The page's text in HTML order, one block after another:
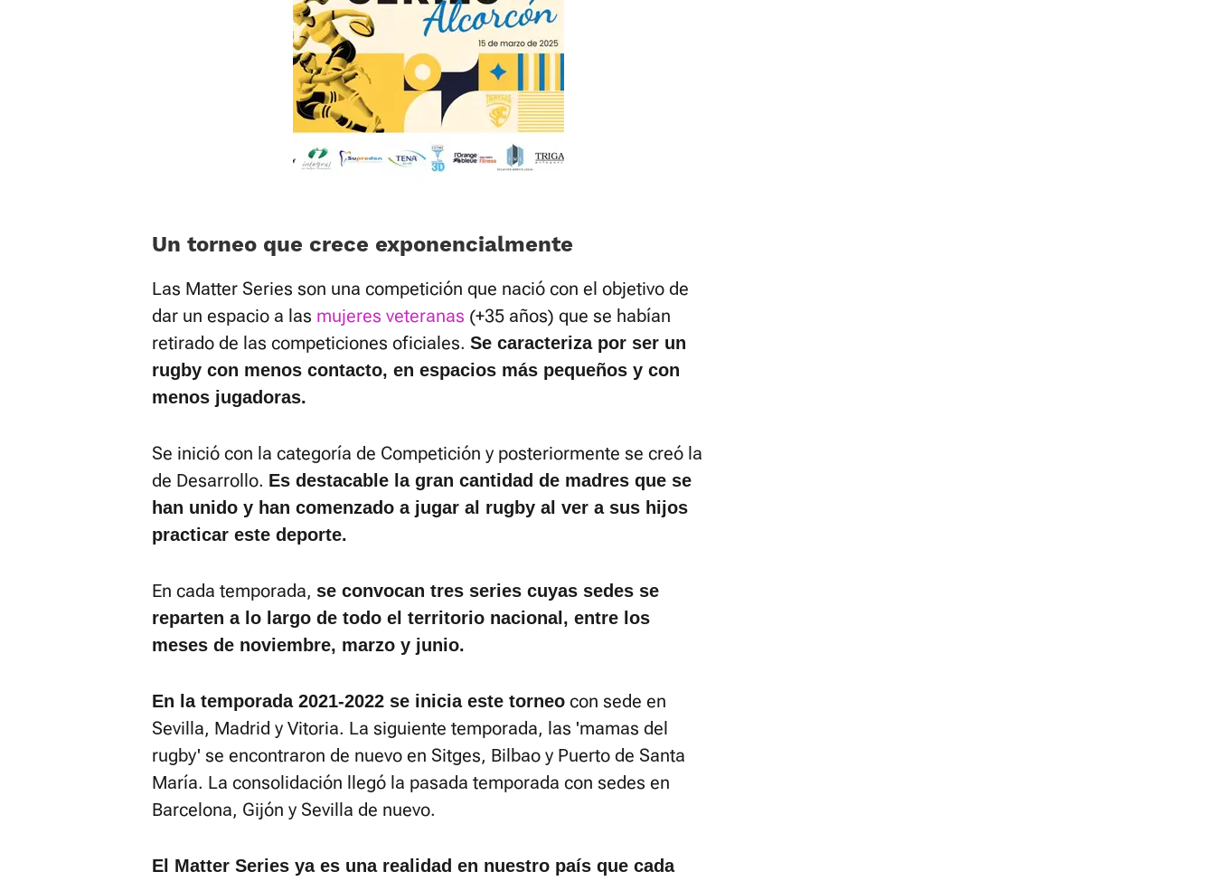
Un torneo que crece exponencialmente
Las Matter Series son una competición que nació con el objetivo de
dar un espacio a las mujeres veteranas (+35 años) que se habían
retirado de las competiciones oficiales. Se caracteriza por ser un
rugby con menos contacto, en espacios más pequeños y con
menos jugadoras.
Se inició con la categoría de Competición y posteriormente se creó la
de Desarrollo. Es destacable la gran cantidad de madres que se
han unido y han comenzado a jugar al rugby al ver a sus hijos
practicar este deporte.
En cada temporada, se convocan tres series cuyas sedes se
reparten a lo largo de todo el territorio nacional, entre los
meses de noviembre, marzo y junio.
En la temporada 2021-2022 se inicia este torneo con sede en
Sevilla, Madrid y Vitoria. La siguiente temporada, las 'mamas del
rugby' se encontraron de nuevo en Sitges, Bilbao y Puerto de Santa
María. La consolidación llegó la pasada temporada con sedes en
Barcelona, Gijón y Sevilla de nuevo.
El Matter Series ya es una realidad en nuestro país que cada